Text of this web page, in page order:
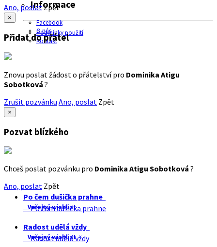
Informace
Facebook
O nás
Podmínky použití
Kontakt
Ano, poslatZpět
×
Přidat do přátel
Znovu poslat žádost o přátelství pro Dominika Atigu
Sobotková ?
Zrušit pozvánku Ano, poslat Zpět
×
Pozvat blízkého
Chceš poslat pozvánku pro Dominika Atigu Sobotková ?
Ano, poslat Zpět
Po čem dušička prahne
Veřejný wishlist
Po čem dušička prahne
Radost udělá vždy
Veřejný wishlist
Radost udělá vždy